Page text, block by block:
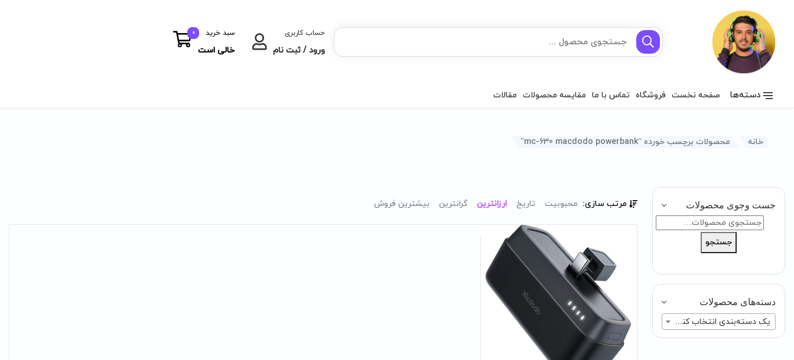
حساب کاربری
ورود / ثبت نام
سبد خرید
خالی است
0
دسته‌ها صفحه نخست فروشگاه تماس با ما مقایسه محصولات مقالات
خانه محصولات برچسب خورده “mc-630 macdodo powerbank”
جست وجوی محصولات
جستجو
جستجو
دسته‌های محصولات
یک دسته‌بندی انتخاب کنید
مرتب سازی: محبوبیت تاریخ ارزانترین گرانترین بیشترین فروش